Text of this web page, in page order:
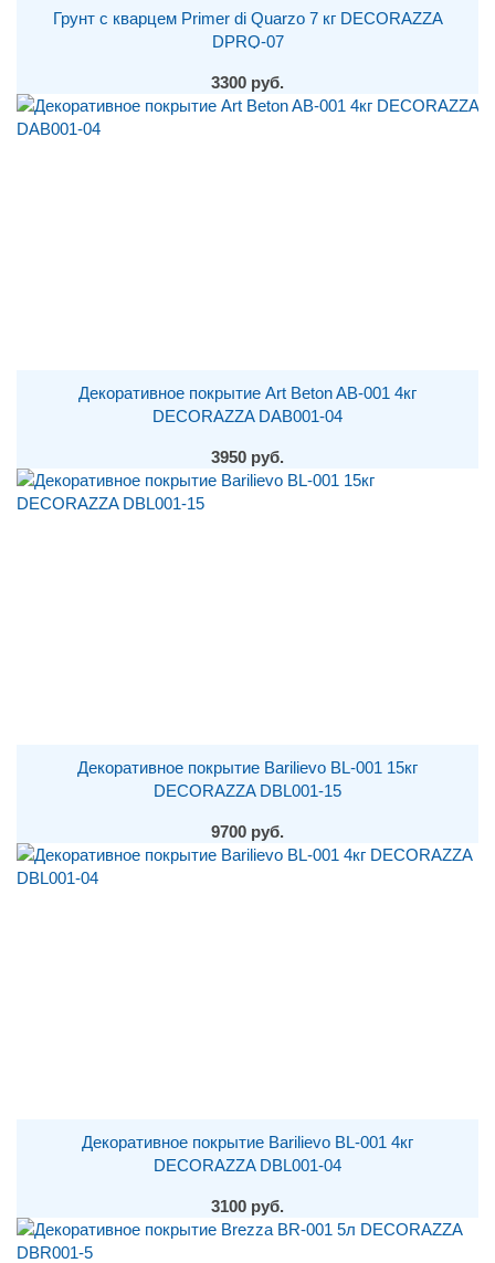
Грунт с кварцем Primer di Quarzo 7 кг DECORAZZA
DPRQ-07
3300 руб.
Декоративное покрытие Art Beton AB-001 4кг
DECORAZZA DAB001-04
3950 руб.
Декоративное покрытие Barilievo BL-001 15кг
DECORAZZA DBL001-15
9700 руб.
Декоративное покрытие Barilievo BL-001 4кг
DECORAZZA DBL001-04
3100 руб.